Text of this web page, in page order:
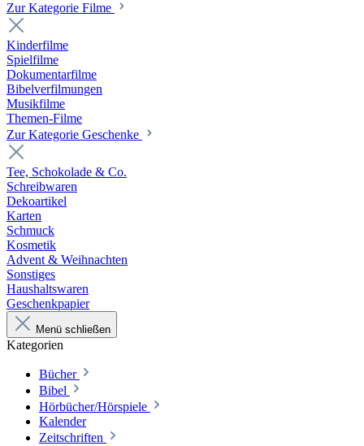
Zur Kategorie Filme
Kinderfilme
Spielfilme
Dokumentarfilme
Bibelverfilmungen
Musikfilme
Themen-Filme
Zur Kategorie Geschenke
Tee, Schokolade & Co.
Schreibwaren
Dekoartikel
Karten
Schmuck
Kosmetik
Advent & Weihnachten
Sonstiges
Haushaltswaren
Geschenkpapier
Menü schließen
Kategorien
Bücher
Bibel
Hörbücher/Hörspiele
Kalender
Zeitschriften